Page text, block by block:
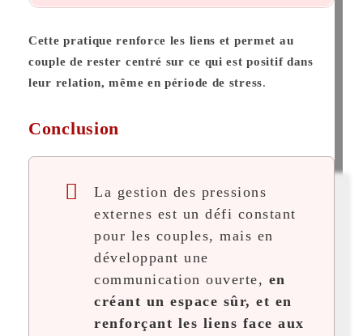
Cette pratique renforce les liens et permet au
couple de rester centré sur ce qui est positif dans
leur relation, même en période de stress​.
Conclusion
La gestion des pressions
externes est un défi constant
pour les couples, mais en
développant une
communication ouverte, en
créant un espace sûr, et en
renforçant les liens face aux